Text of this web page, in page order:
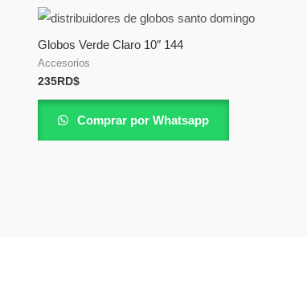
Globos Verde Claro 10″ 144
Accesorios
235 RD$
Comprar por Whatsapp